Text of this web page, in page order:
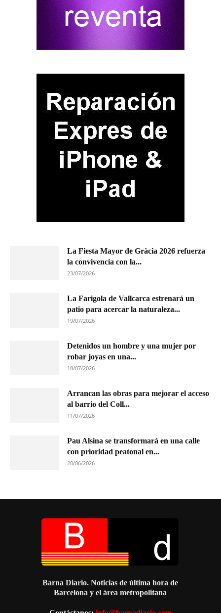
La Fiesta Mayor de Gràcia 2026 refuerza
la convivencia con la...
23/07/2026
La Farigola de Vallcarca estrenará un
patio para acercar la naturaleza...
19/07/2026
Detenidos un hombre y una mujer por
robar joyas en una...
18/07/2026
Arrancan las obras para mejorar el acceso
al barrio del Coll...
11/07/2026
Pau Alsina se transformará en una calle
con prioridad peatonal en...
20/06/2026
Barna Diario. Noticias de última hora de
Barcelona y el área metropolitana